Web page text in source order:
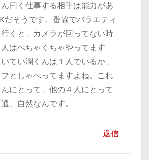
曰く仕事する相手は能力があ
だそうです。番協でバラエティ
くと、カメラが回ってない時
はぺちゃくちゃやってます
てい潤くんは１人でいるか、
としゃべってますよね。これ
にとって、他の４人にとって
、自然なんです。
返信